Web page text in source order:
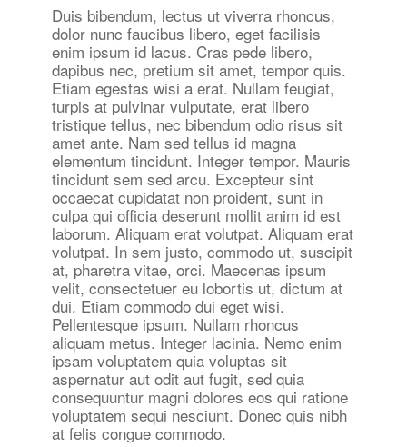
Duis bibendum, lectus ut viverra rhoncus,
dolor nunc faucibus libero, eget facilisis
enim ipsum id lacus. Cras pede libero,
dapibus nec, pretium sit amet, tempor quis.
Etiam egestas wisi a erat. Nullam feugiat,
turpis at pulvinar vulputate, erat libero
tristique tellus, nec bibendum odio risus sit
amet ante. Nam sed tellus id magna
elementum tincidunt. Integer tempor. Mauris
tincidunt sem sed arcu. Excepteur sint
occaecat cupidatat non proident, sunt in
culpa qui officia deserunt mollit anim id est
laborum. Aliquam erat volutpat. Aliquam erat
volutpat. In sem justo, commodo ut, suscipit
at, pharetra vitae, orci. Maecenas ipsum
velit, consectetuer eu lobortis ut, dictum at
dui. Etiam commodo dui eget wisi.
Pellentesque ipsum. Nullam rhoncus
aliquam metus. Integer lacinia. Nemo enim
ipsam voluptatem quia voluptas sit
aspernatur aut odit aut fugit, sed quia
consequuntur magni dolores eos qui ratione
voluptatem sequi nesciunt. Donec quis nibh
at felis congue commodo.